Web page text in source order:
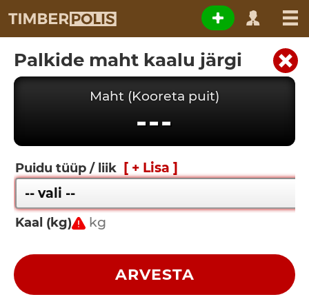
Palkide maht kaalu järgi
Maht (Kooreta puit)
---
Puidu tüüp / liik [ + Lisa ]
Kaal (kg)
ARVESTA